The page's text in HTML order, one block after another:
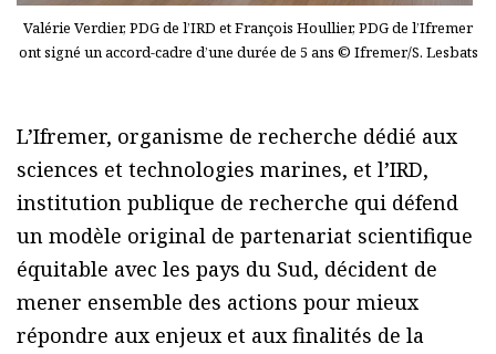
Valérie Verdier, PDG de l’IRD et François Houllier, PDG de l’Ifremer
ont signé un accord-cadre d’une durée de 5 ans © Ifremer/S. Lesbats
L’Ifremer, organisme de recherche dédié aux
sciences et technologies marines, et l’IRD,
institution publique de recherche qui défend
un modèle original de partenariat scientifique
équitable avec les pays du Sud, décident de
mener ensemble des actions pour mieux
répondre aux enjeux et aux finalités de la